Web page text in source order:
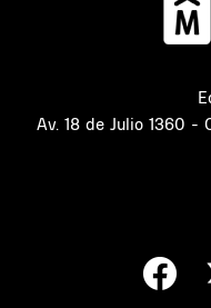
Av. 18 de Julio 1360 -